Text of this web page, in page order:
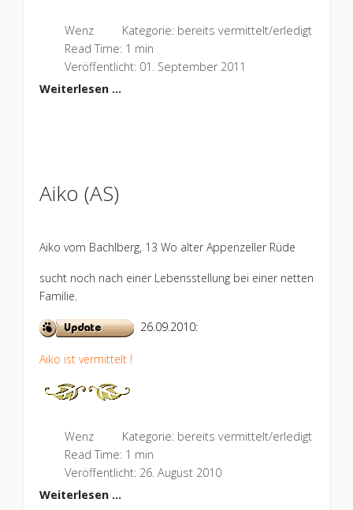
Wenz Kategorie: bereits vermittelt/erledigt
Read Time: 1 min
Veröffentlicht: 01. September 2011
Weiterlesen …
Aiko (AS)
Aiko vom Bachlberg, 13 Wo alter Appenzeller Rüde
sucht noch nach einer Lebensstellung bei einer netten
Familie.
26.09.2010:
Aiko ist vermittelt !
Wenz Kategorie: bereits vermittelt/erledigt
Read Time: 1 min
Veröffentlicht: 26. August 2010
Weiterlesen …